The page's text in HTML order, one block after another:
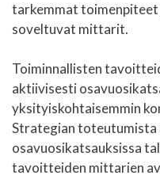
tarkemmat toimenpiteet
soveltuvat mittarit.
Toiminnallisten
aktiivisesti
yksityiskohtaisemmin
Strategian toteutumista
osavuosikatsauksissa
tavoitteiden mittarien